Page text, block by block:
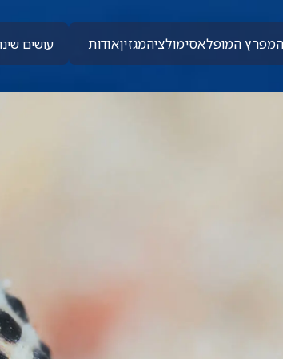
המופלאסימולציהמגזיןאודות עושים